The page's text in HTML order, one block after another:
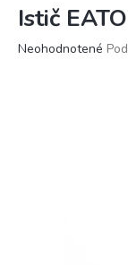
Istič
Priemerné
Neohodnotené